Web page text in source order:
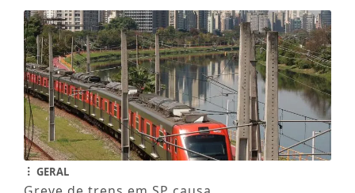
GERAL